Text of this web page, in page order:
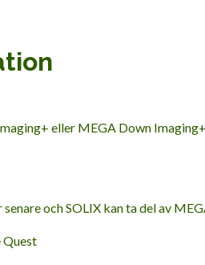
eller MEGA Down Imaging+
och SOLIX kan ta del av
Quest